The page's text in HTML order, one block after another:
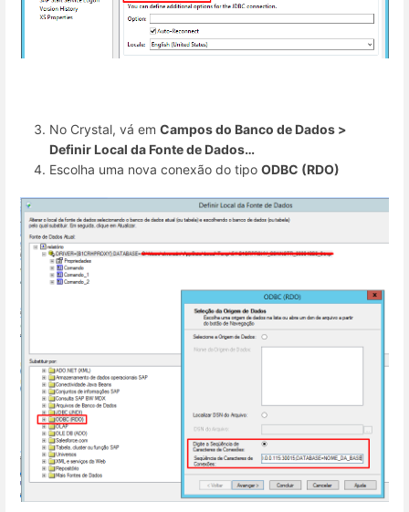
No Crystal, vá em Campos do Banco de Dados >
Definir Local da Fonte de Dados…
Escolha uma nova conexão do tipo ODBC (RDO)